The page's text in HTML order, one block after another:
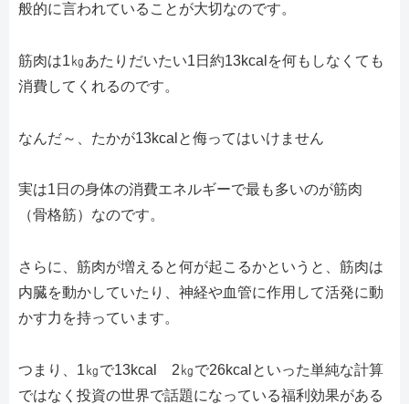
般的に言われていることが大切なのです。
筋肉は1㎏あたりだいたい1日約13kcalを何もしなくても
消費してくれるのです。
なんだ～、たかが13kcalと侮ってはいけません
実は1日の身体の消費エネルギーで最も多いのが筋肉
（骨格筋）なのです。
さらに、筋肉が増えると何が起こるかというと、筋肉は
内臓を動かしていたり、神経や血管に作用して活発に動
かす力を持っています。
つまり、1㎏で13kcal 2㎏で26kcalといった単純な計算
ではなく投資の世界で話題になっている福利効果がある